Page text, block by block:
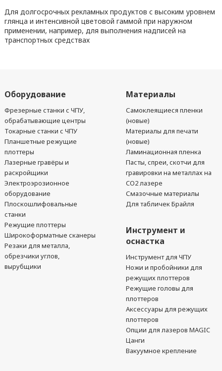
Для долгосрочных рекламных продуктов с высоким уровнем
глянца и интенсивной цветовой гаммой при наружном
применении, например, для выполнения надписей на
транспортных средствах
Оборудование
Фрезерные станки с ЧПУ,
обрабатывающие центры
Токарные станки с ЧПУ
Планшетные режущие
плоттеры
Лазерные гравёры и
раскройщики
Электроэрозионное
оборудование
Плоскошлифовальные
станки
Режущие плоттеры
Широкоформатные сканеры
Резаки для металла,
обрезчики углов,
вырубщики
Материалы
Самоклеящиеся пленки
(новые)
Материалы для печати
(новые)
Ламинационная пленка
Пасты, спреи, скотчи для
гравировки на металлах на
CO2 лазере
Смазочные материалы
Для табличек Брайля
Инструмент и
оснастка
Инструмент для ЧПУ
Ножи и пробойники для
режущих плоттеров
Режущие головы для
плоттеров
Аксессуары для режущих
плоттеров
Опции для лазеров MAGIC
Цанги
Вакуумное крепление